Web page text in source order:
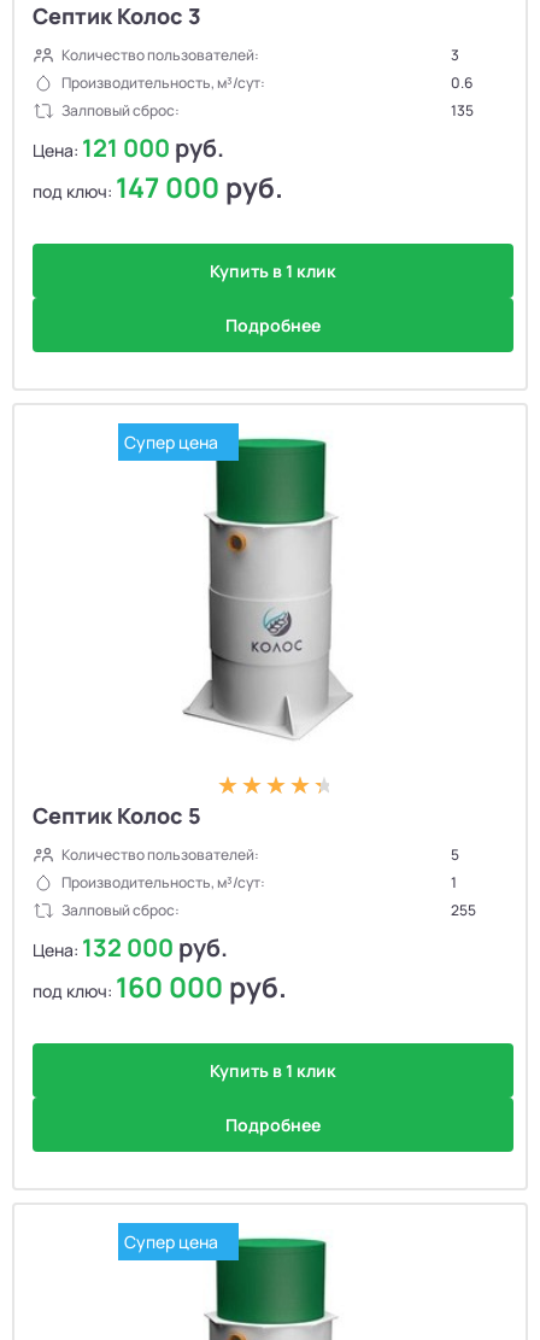
Септик Колос 3
Количество пользователей:
3
Производительность, м³/сут:
0.6
Залповый сброс:
135
Цена: 121 000 руб.
под ключ: 147 000 руб.
Купить в 1 клик
Подробнее
Супер цена
Септик Колос 5
Количество пользователей:
5
Производительность, м³/сут:
1
Залповый сброс:
255
Цена: 132 000 руб.
под ключ: 160 000 руб.
Купить в 1 клик
Подробнее
Супер цена